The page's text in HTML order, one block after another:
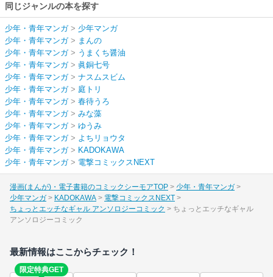
タ
同じジャンルの本を探す
少年・青年マンガ> 少年マンガ
少年・青年マンガ> まんの
少年・青年マンガ> うまくち醤油
少年・青年マンガ> 眞銅七号
少年・青年マンガ> ナスムスビム
少年・青年マンガ> 庭トリ
少年・青年マンガ> 春待うろ
少年・青年マンガ> みな藻
少年・青年マンガ> ゆうみ
少年・青年マンガ> よちリョウタ
少年・青年マンガ> KADOKAWA
少年・青年マンガ> 電撃コミックスNEXT
漫画(まんが)・電子書籍のコミックシーモアTOP
少年・青年マンガ
少年マンガ
KADOKAWA
電撃コミックスNEXT
ちょっとエッチなギャル アンソロジーコミック
ちょっとエッチなギャル
アンソロジーコミック
最新情報はここからチェック！
限定特典GET